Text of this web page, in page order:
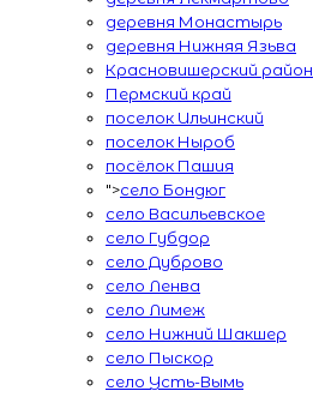
деревня Монастырь
деревня Нижняя Язьва
Красновишерский район
Пермский край
поселок Ильинский
поселок Ныроб
посёлок Пашия
">село Бондюг
село Васильевское
село Губдор
село Дуброво
село Ленва
село Лимеж
село Нижний Шакшер
село Пыскор
село Усть-Вымь